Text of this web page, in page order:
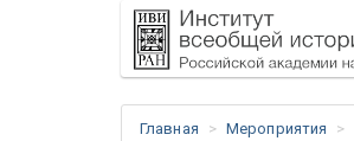
Главная Мероприятия